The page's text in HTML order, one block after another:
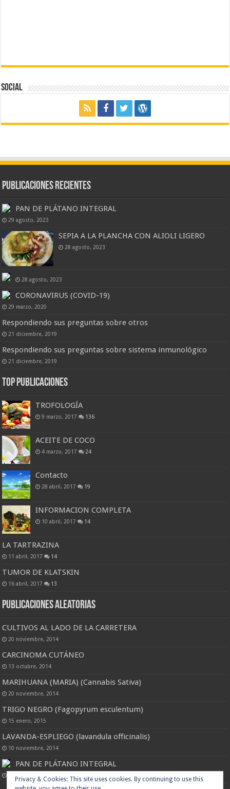
Social
Publicaciones Recientes
PAN DE PLÁTANO INTEGRAL
29 agosto, 2023
SEPIA A LA PLANCHA CON ALIOLI LIGERO
28 agosto, 2023
28 agosto, 2023
CORONAVIRUS (COVID-19)
29 marzo, 2020
Respondiendo sus preguntas sobre otros
21 diciembre, 2019
Respondiendo sus preguntas sobre sistema inmunológico
21 diciembre, 2019
Top Publicaciones
TROFOLOGÍA
9 marzo, 2017 136
ACEITE DE COCO
4 marzo, 2017 24
Contacto
28 abril, 2017 19
INFORMACION COMPLETA
10 abril, 2017 14
LA TARTRAZINA
11 abril, 2017 14
TUMOR DE KLATSKIN
16 abril, 2017 13
Publicaciones Aleatorias
CULTIVOS AL LADO DE LA CARRETERA
20 noviembre, 2014
CARCINOMA CUTÁNEO
13 octubre, 2014
MARIHUANA (MARIA) (Cannabis Sativa)
20 noviembre, 2014
TRIGO NEGRO (Fagopyrum esculentum)
15 enero, 2015
LAVANDA-ESPLIEGO (lavandula officinalis)
10 noviembre, 2014
PAN DE PLÁTANO INTEGRAL
29 agosto, 2023
Privacy & Cookies: This site uses cookies. By continuing to use this